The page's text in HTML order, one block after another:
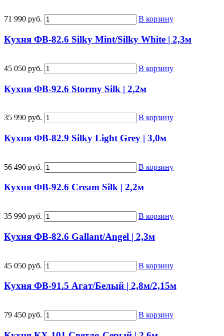
71 990 руб. В корзину
Кухня ФВ-82.6 Silky Mint/Silky White | 2,3м
45 050 руб. В корзину
Кухня ФВ-92.6 Stormy Silk | 2,2м
35 990 руб. В корзину
Кухня ФВ-82.9 Silky Light Grey | 3,0м
56 490 руб. В корзину
Кухня ФВ-92.6 Cream Silk | 2,2м
35 990 руб. В корзину
Кухня ФВ-82.6 Gallant/Angel | 2,3м
45 050 руб. В корзину
Кухня ФВ-91.5 Агат/Белый | 2,8м/2,15м
79 450 руб. В корзину